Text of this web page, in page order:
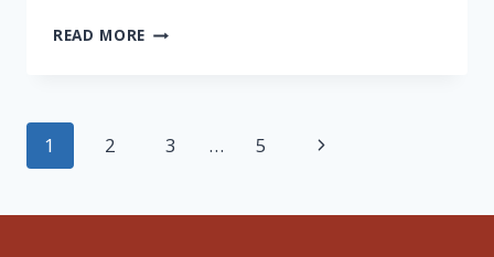
READ MORE ÁLLATKERT
Page
1 2 3 … 5
Next